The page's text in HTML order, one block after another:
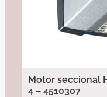
Motor seccional
4 – 4510307